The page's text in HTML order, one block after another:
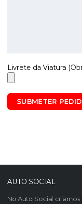
Livrete da Viatura
AUTO SOCIAL
No Auto Social